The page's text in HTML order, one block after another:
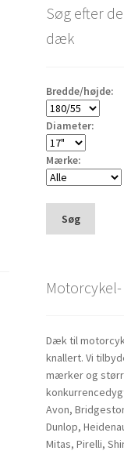
Søg efter
dæk
Bredde/højde:
Diameter:
Mærke:
Søg
Dæk til
knallert. Vi
mærker og
Avon,
Dunlop,
Mitas, Pirelli,